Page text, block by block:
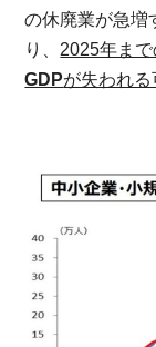
の休廃業が急増
り、 2025年ま
GDPが失われ